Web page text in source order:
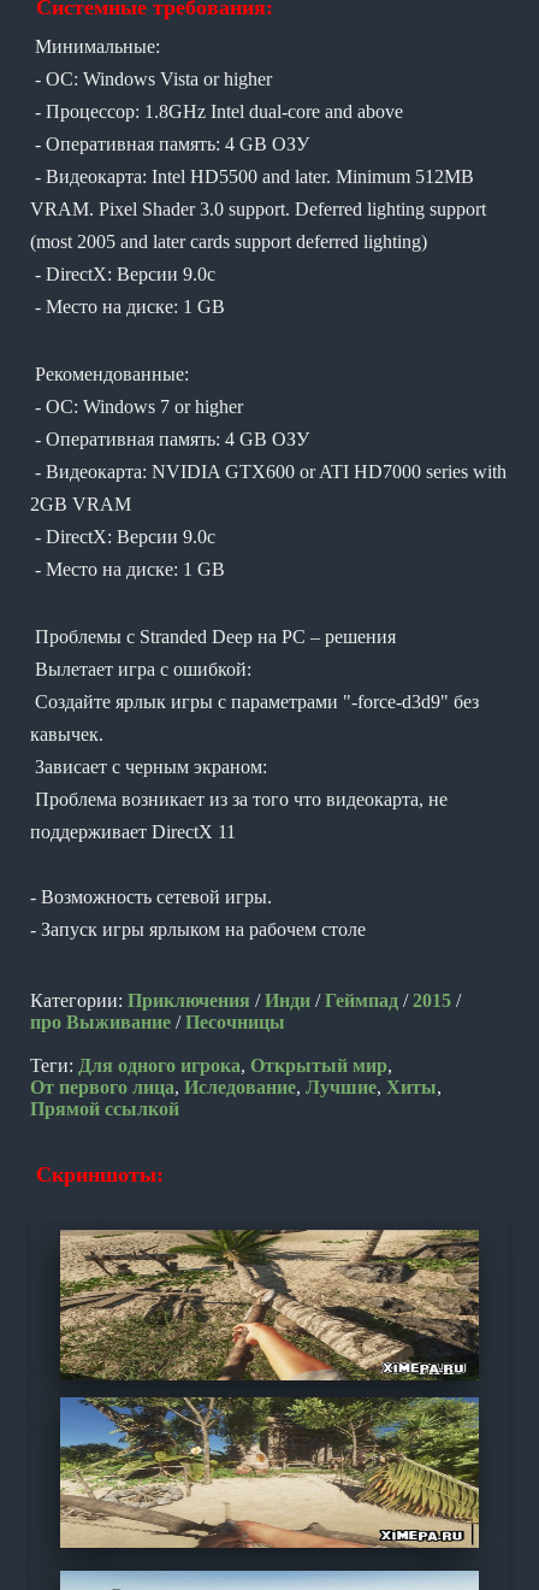
Системные требования:
Минимальные:
- ОС: Windows Vista or higher
- Процессор: 1.8GHz Intel dual-core and above
- Оперативная память: 4 GB ОЗУ
- Видеокарта: Intel HD5500 and later. Minimum 512MB
VRAM. Pixel Shader 3.0 support. Deferred lighting support
(most 2005 and later cards support deferred lighting)
- DirectX: Версии 9.0c
- Место на диске: 1 GB
Рекомендованные:
- ОС: Windows 7 or higher
- Оперативная память: 4 GB ОЗУ
- Видеокарта: NVIDIA GTX600 or ATI HD7000 series with
2GB VRAM
- DirectX: Версии 9.0c
- Место на диске: 1 GB
Проблемы с Stranded Deep на PC – решения
Вылетает игра с ошибкой:
Создайте ярлык игры с параметрами "-force-d3d9" без
кавычек.
Зависает с черным экраном:
Проблема возникает из за того что видеокарта, не
поддерживает DirectX 11
- Возможность сетевой игры.
- Запуск игры ярлыком на рабочем столе
Категории: Приключения /Инди /Геймпад /2015 /
про Выживание /Песочницы
Теги: Для одного игрока, Открытый мир,
От первого лица, Иследование, Лучшие, Хиты,
Прямой ссылкой
Скриншоты: